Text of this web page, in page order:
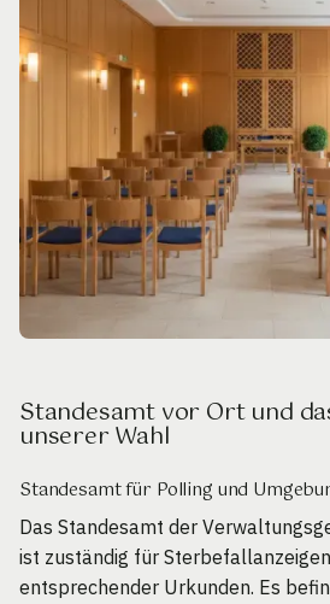
Standesamt vor Ort und
unserer Wahl
Standesamt für Polling und
Das Standesamt der
ist zuständig für
entsprechender Urkunden. Es